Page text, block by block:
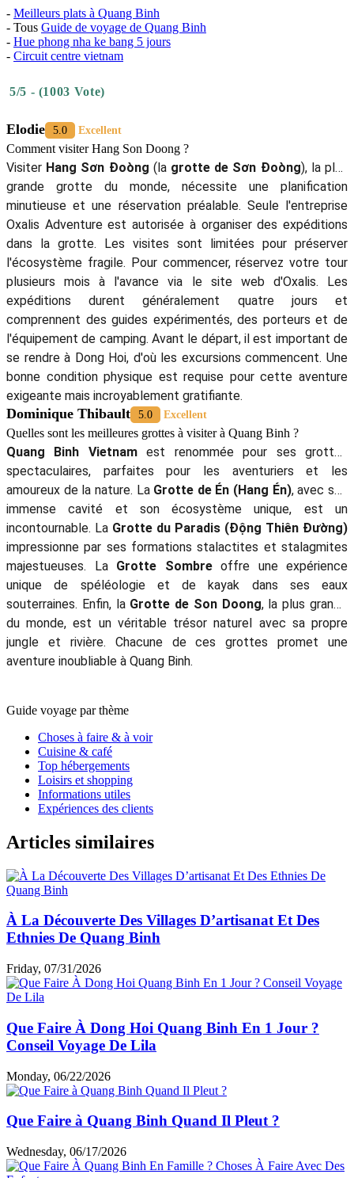
- Meilleurs plats à Quang Binh
- Tous Guide de voyage de Quang Binh
- Hue phong nha ke bang 5 jours
- Circuit centre vietnam
5/5 - (1003 Vote)
Elodie 5.0 Excellent
Comment visiter Hang Son Doong ?
Visiter Hang Sơn Đoòng (la grotte de Sơn Đoòng), la plus
grande grotte du monde, nécessite une planification
minutieuse et une réservation préalable. Seule l'entreprise
Oxalis Adventure est autorisée à organiser des expéditions
dans la grotte. Les visites sont limitées pour préserver
l'écosystème fragile. Pour commencer, réservez votre tour
plusieurs mois à l'avance via le site web d'Oxalis. Les
expéditions durent généralement quatre jours et
comprennent des guides expérimentés, des porteurs et de
l'équipement de camping. Avant le départ, il est important de
se rendre à Dong Hoi, d'où les excursions commencent. Une
bonne condition physique est requise pour cette aventure
exigeante mais incroyablement gratifiante.
Dominique Thibault 5.0 Excellent
Quelles sont les meilleures grottes à visiter à Quang Binh ?
Quang Binh Vietnamest renommée pour ses grottes
spectaculaires, parfaites pour les aventuriers et les
amoureux de la nature. La Grotte de Én (Hang Én), avec son
immense cavité et son écosystème unique, est un
incontournable. La Grotte du Paradis (Động Thiên Đường)
impressionne par ses formations stalactites et stalagmites
majestueuses. La Grotte Sombreoffre une expérience
unique de spéléologie et de kayak dans ses eaux
souterraines. Enfin, la Grotte de Son Doong, la plus grande
du monde, est un véritable trésor naturel avec sa propre
jungle et rivière. Chacune de ces grottes promet une
aventure inoubliable à Quang Binh.
Guide voyage par thème
Choses à faire & à voir
Cuisine & café
Top hébergements
Loisirs et shopping
Informations utiles
Expériences des clients
Articles similaires
À La Découverte Des Villages D’artisanat Et Des
Ethnies De Quang Binh
Friday, 07/31/2026
Que Faire À Dong Hoi Quang Binh En 1 Jour ?
Conseil Voyage De Lila
Monday, 06/22/2026
Que Faire à Quang Binh Quand Il Pleut ?
Wednesday, 06/17/2026